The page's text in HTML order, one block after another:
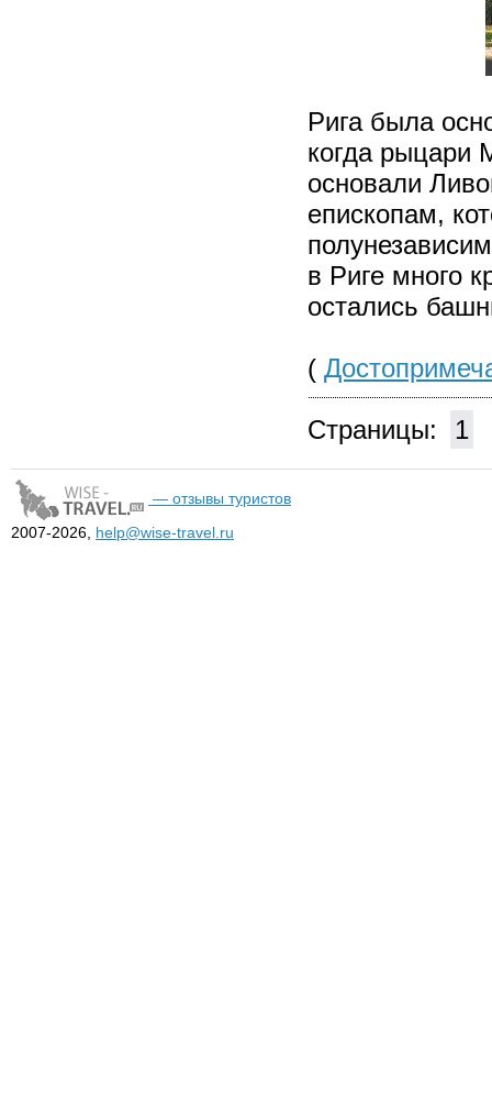
Рига была
когда рыцари
основали
епископам,
в Риге много
остались
(
Страницы: 1
— отзывы туристов
2007-2026, help@wise-travel.ru